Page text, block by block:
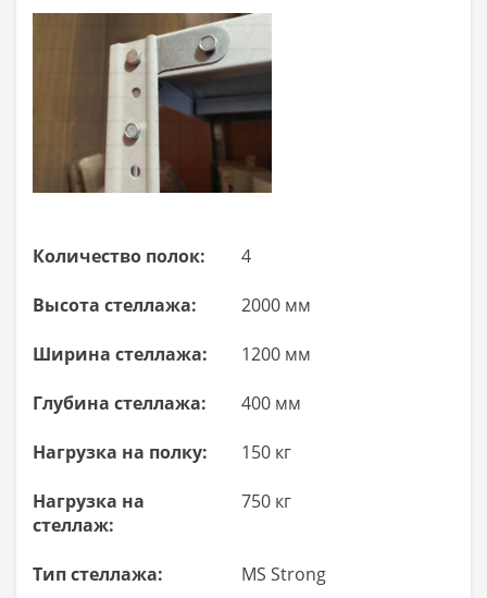
Количество полок: 4
Высота стеллажа: 2000 мм
Ширина стеллажа: 1200 мм
Глубина стеллажа: 400 мм
Нагрузка на полку: 150 кг
Нагрузка на
стеллаж:
750 кг
Тип стеллажа: MS Strong